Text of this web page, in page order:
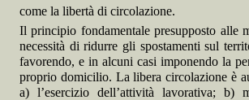
come la libertà di circolazione.
Il principio fondamentale presupposto alle
necessità di ridurre gli spostamenti sul
favorendo, e in alcuni casi imponendo la
proprio domicilio. La libera circolazione è
a) l’esercizio dell’attività lavorativa; b)